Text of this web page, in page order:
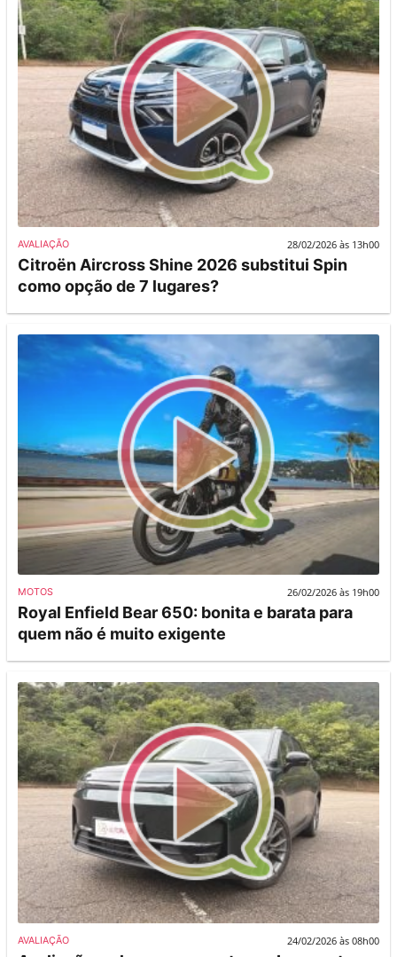
AVALIAÇÃO 28/02/2026 às 13h00
Citroën Aircross Shine 2026 substitui Spin
como opção de 7 lugares?
MOTOS 26/02/2026 às 19h00
Royal Enfield Bear 650: bonita e barata para
quem não é muito exigente
AVALIAÇÃO 24/02/2026 às 08h00